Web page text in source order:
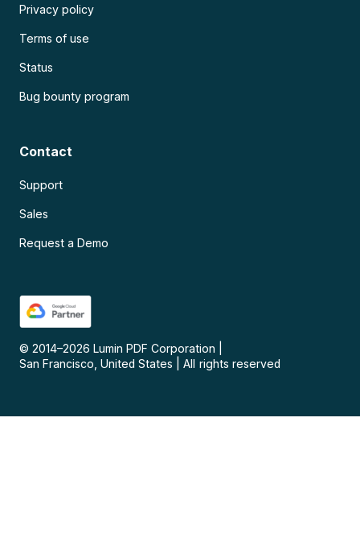
Privacy policy
Terms of use
Status
Bug bounty program
Contact
Support
Sales
Request a Demo
© 2014–2026 Lumin PDF Corporation
San Francisco, United States
All rights reserved